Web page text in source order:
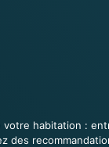
habitation :
des